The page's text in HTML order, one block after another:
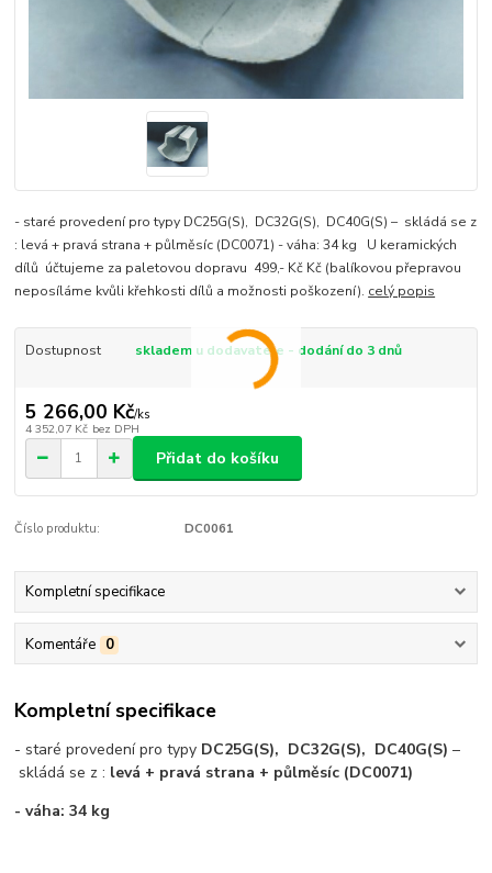
- staré provedení pro typy DC25G(S), DC32G(S), DC40G(S) – skládá se z
: levá + pravá strana + půlměsíc (DC0071) - váha: 34 kg U keramických
dílů účtujeme za paletovou dopravu 499,- Kč Kč (balíkovou přepravou
neposíláme kvůli křehkosti dílů a možnosti poškození). celý popis
Dostupnost skladem u dodavatele - dodání do 3 dnů
5 266,00 Kč/ks
4 352,07 Kč bez DPH
Přidat do košíku
Číslo produktu: DC0061
Kompletní specifikace
Komentáře 0
Kompletní specifikace
- staré provedení pro typy DC25G(S), DC32G(S), DC40G(S) –
skládá se z : levá + pravá strana + půlměsíc (DC0071)
- váha: 34 kg